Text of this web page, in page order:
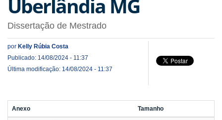
Uberlândia MG
Dissertação de Mestrado
por Kelly Rúbia Costa
Publicado: 14/08/2024 - 11:37
Última modificação: 14/08/2024 - 11:37
Anexo Tamanho